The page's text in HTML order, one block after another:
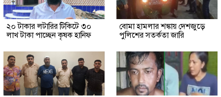
২০ টাকার লটারির টিকিটে ৩০
লাখ টাকা পাচ্ছেন কৃষক হানিফ
বোমা হামলার শঙ্কায় দেশজুড়ে
পুলিশের সতর্কতা জারি